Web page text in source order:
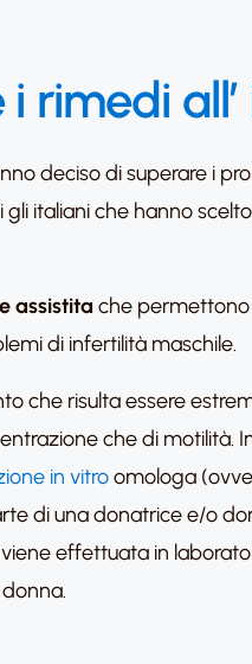
rimedi
deciso di superare i
gli italiani che hanno
assistita che permettono
di infertilità maschile.
che risulta essere
che di motilità.
in vitroomologa
di una donatrice e/o
viene effettuata in